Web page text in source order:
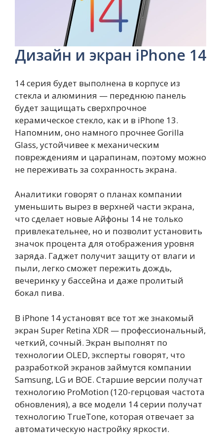
Дизайн и экран iPhone 14
14 серия будет выполнена в корпусе из
стекла и алюминия — переднюю панель
будет защищать сверхпрочное
керамическое стекло, как и в iPhone 13.
Напомним, оно намного прочнее Gorilla
Glass, устойчивее к механическим
повреждениям и царапинам, поэтому можно
не переживать за сохранность экрана.
Аналитики говорят о планах компании
уменьшить вырез в верхней части экрана,
что сделает новые Айфоны 14 не только
привлекательнее, но и позволит установить
значок процента для отображения уровня
заряда. Гаджет получит защиту от влаги и
пыли, легко сможет пережить дождь,
вечеринку у бассейна и даже пролитый
бокал пива.
В iPhone 14 установят все тот же знакомый
экран Super Retina XDR — профессиональный,
четкий, сочный. Экран выполнят по
технологии OLED, эксперты говорят, что
разработкой экранов займутся компании
Samsung, LG и BOE. Старшие версии получат
технологию ProMotion (120-герцовая частота
обновления), а все модели 14 серии получат
технологию TrueTone, которая отвечает за
автоматическую настройку яркости.